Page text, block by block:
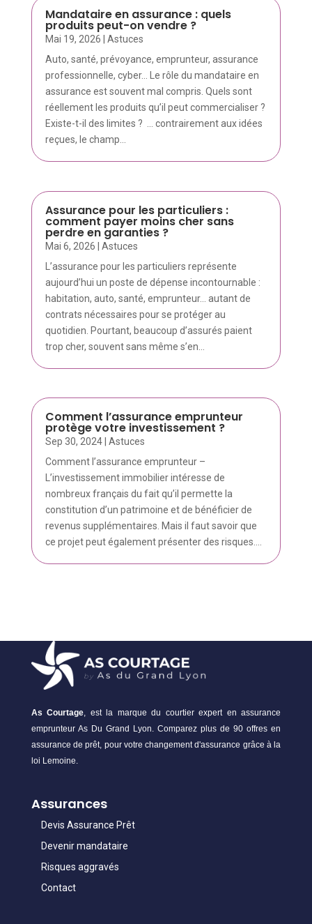
Mandataire en assurance : quels
produits peut-on vendre ?
Mai 19, 2026
Astuces
Auto, santé, prévoyance, emprunteur, assurance
professionnelle, cyber… Le rôle du mandataire en
assurance est souvent mal compris. Quels sont
réellement les produits qu’il peut commercialiser ?
Existe-t-il des limites ? ... contrairement aux idées
reçues, le champ...
Assurance pour les particuliers :
comment payer moins cher sans
perdre en garanties ?
Mai 6, 2026
Astuces
L’assurance pour les particuliers représente
aujourd’hui un poste de dépense incontournable :
habitation, auto, santé, emprunteur… autant de
contrats nécessaires pour se protéger au
quotidien. Pourtant, beaucoup d’assurés paient
trop cher, souvent sans même s’en...
Comment l’assurance emprunteur
protège votre investissement ?
Sep 30, 2024| Astuces
Comment l’assurance emprunteur –
L’investissement immobilier intéresse de
nombreux français du fait qu’il permette la
constitution d’un patrimoine et de bénéficier de
revenus supplémentaires. Mais il faut savoir que
ce projet peut également présenter des risques....
As Courtage, est la marque du courtier expert en assurance
emprunteur As Du Grand Lyon. Comparez plus de 90 offres en
assurance de prêt, pour votre changement d'assurance grâce à la
loi Lemoine.
Assurances
Devis Assurance Prêt
Devenir mandataire
Risques aggravés
Contact